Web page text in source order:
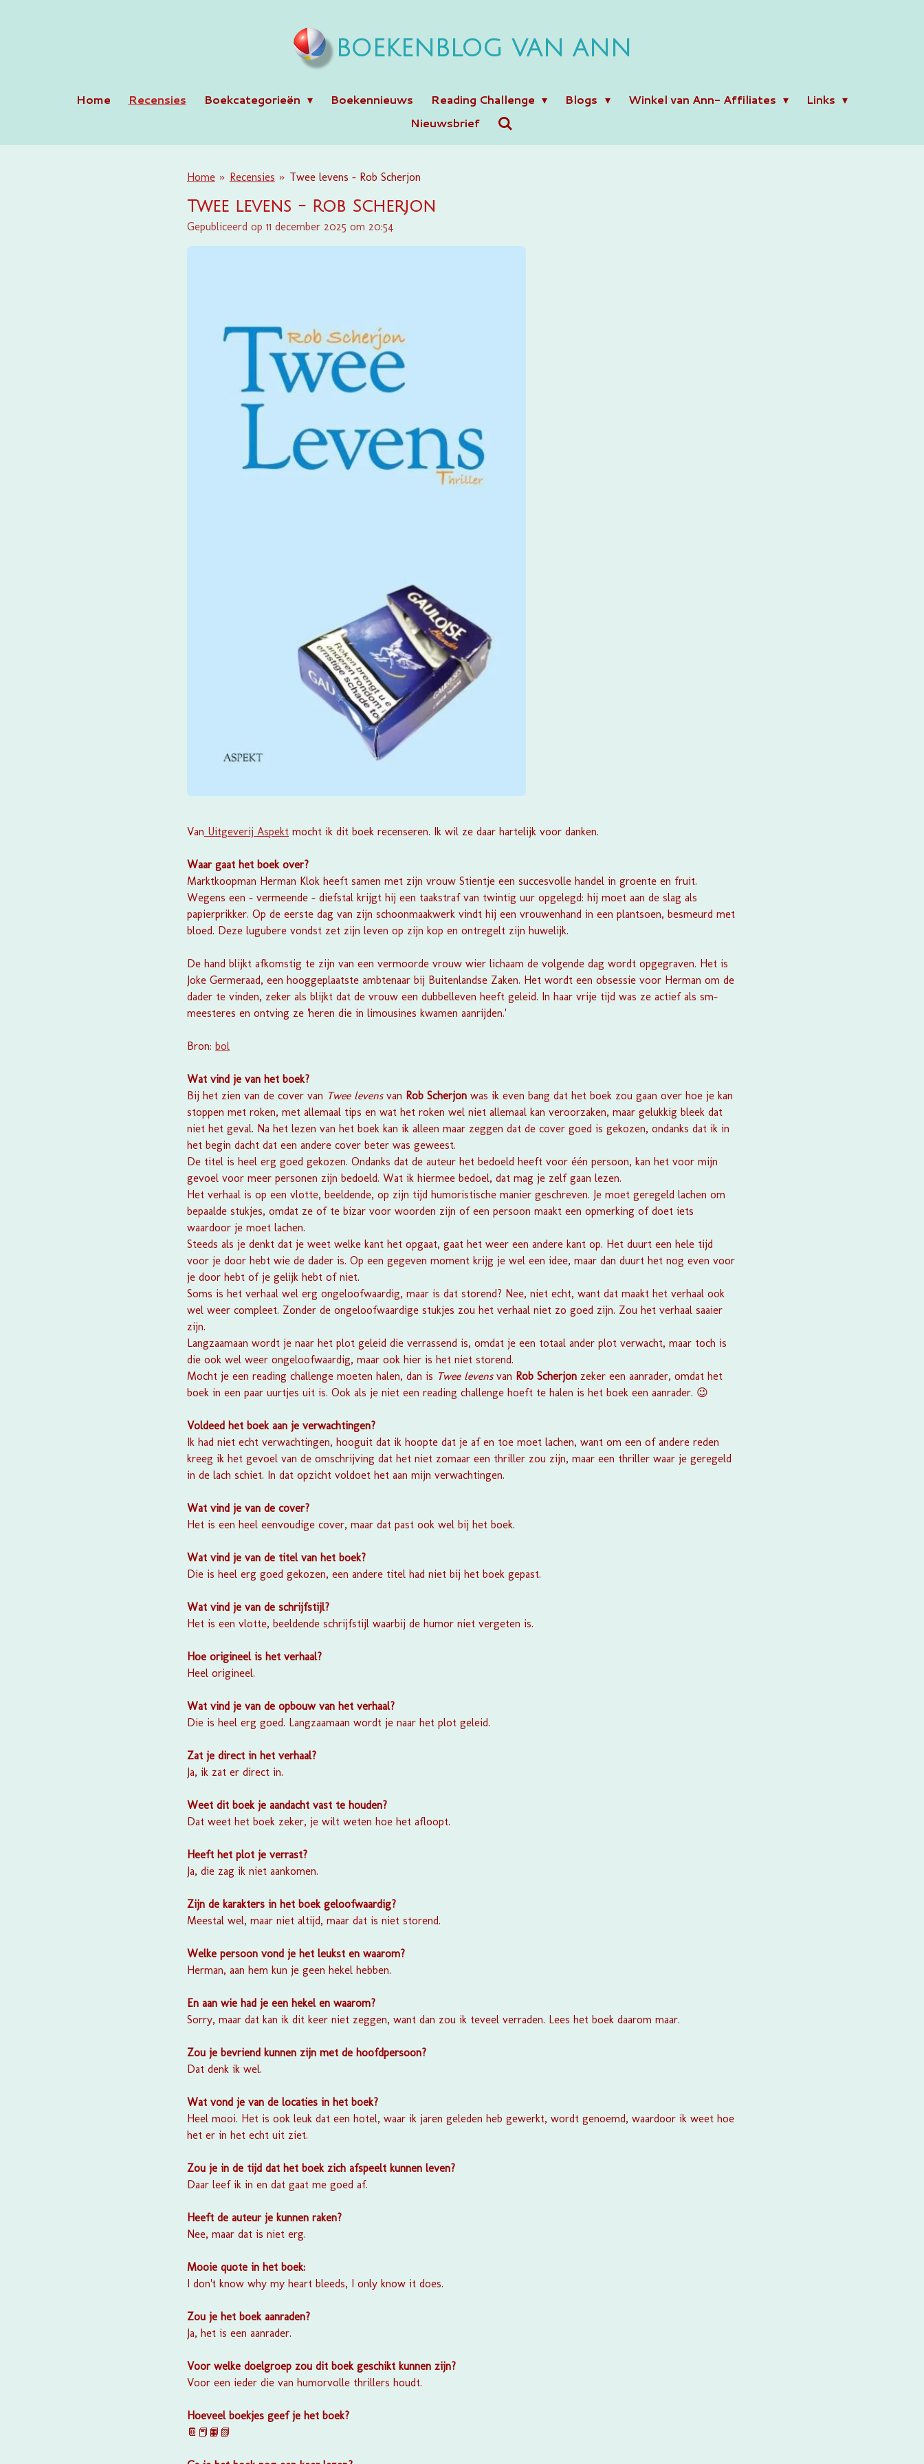
BOEKENBLOG VAN ANN
Home Recensies Boekcategorieën Boekennieuws Reading Challenge Blogs Winkel van Ann- Affiliates
Links
Nieuwsbrief
Home » Recensies » Twee levens - Rob Scherjon
Twee levens - Rob Scherjon
Gepubliceerd op 11 december 2025 om 20:54
Van Uitgeverij Aspekt mocht ik dit boek recenseren. Ik wil ze daar hartelijk voor danken.
Waar gaat het boek over?
Marktkoopman Herman Klok heeft samen met zijn vrouw Stientje een succesvolle handel in groente en fruit.
Wegens een - vermeende - diefstal krijgt hij een taakstraf van twintig uur opgelegd: hij moet aan de slag als
papierprikker. Op de eerste dag van zijn schoonmaakwerk vindt hij een vrouwenhand in een plantsoen, besmeurd met
bloed. Deze lugubere vondst zet zijn leven op zijn kop en ontregelt zijn huwelijk.
De hand blijkt afkomstig te zijn van een vermoorde vrouw wier lichaam de volgende dag wordt opgegraven. Het is
Joke Germeraad, een hooggeplaatste ambtenaar bij Buitenlandse Zaken. Het wordt een obsessie voor Herman om de
dader te vinden, zeker als blijkt dat de vrouw een dubbelleven heeft geleid. In haar vrije tijd was ze actief als sm-
meesteres en ontving ze 'heren die in limousines kwamen aanrijden.'
Bron: bol
Wat vind je van het boek?
Bij het zien van de cover van Twee levensvan Rob Scherjon was ik even bang dat het boek zou gaan over hoe je kan
stoppen met roken, met allemaal tips en wat het roken wel niet allemaal kan veroorzaken, maar gelukkig bleek dat
niet het geval. Na het lezen van het boek kan ik alleen maar zeggen dat de cover goed is gekozen, ondanks dat ik in
het begin dacht dat een andere cover beter was geweest.
De titel is heel erg goed gekozen. Ondanks dat de auteur het bedoeld heeft voor één persoon, kan het voor mijn
gevoel voor meer personen zijn bedoeld. Wat ik hiermee bedoel, dat mag je zelf gaan lezen.
Het verhaal is op een vlotte, beeldende, op zijn tijd humoristische manier geschreven. Je moet geregeld lachen om
bepaalde stukjes, omdat ze of te bizar voor woorden zijn of een persoon maakt een opmerking of doet iets
waardoor je moet lachen.
Steeds als je denkt dat je weet welke kant het opgaat, gaat het weer een andere kant op. Het duurt een hele tijd
voor je door hebt wie de dader is. Op een gegeven moment krijg je wel een idee, maar dan duurt het nog even voor
je door hebt of je gelijk hebt of niet.
Soms is het verhaal wel erg ongeloofwaardig, maar is dat storend? Nee, niet echt, want dat maakt het verhaal ook
wel weer compleet. Zonder de ongeloofwaardige stukjes zou het verhaal niet zo goed zijn. Zou het verhaal saaier
zijn.
Langzaamaan wordt je naar het plot geleid die verrassend is, omdat je een totaal ander plot verwacht, maar toch is
die ook wel weer ongeloofwaardig, maar ook hier is het niet storend.
Mocht je een reading challenge moeten halen, dan is Twee levensvan Rob Scherjon zeker een aanrader, omdat het
boek in een paar uurtjes uit is. Ook als je niet een reading challenge hoeft te halen is het boek een aanrader. 😉
Voldeed het boek aan je verwachtingen?
Ik had niet echt verwachtingen, hooguit dat ik hoopte dat je af en toe moet lachen, want om een of andere reden
kreeg ik het gevoel van de omschrijving dat het niet zomaar een thriller zou zijn, maar een thriller waar je geregeld
in de lach schiet. In dat opzicht voldoet het aan mijn verwachtingen.
Wat vind je van de cover?
Het is een heel eenvoudige cover, maar dat past ook wel bij het boek.
Wat vind je van de titel van het boek?
Die is heel erg goed gekozen, een andere titel had niet bij het boek gepast.
Wat vind je van de schrijfstijl?
Het is een vlotte, beeldende schrijfstijl waarbij de humor niet vergeten is.
Hoe origineel is het verhaal?
Heel origineel.
Wat vind je van de opbouw van het verhaal?
Die is heel erg goed. Langzaamaan wordt je naar het plot geleid.
Zat je direct in het verhaal?
Ja, ik zat er direct in.
Weet dit boek je aandacht vast te houden?
Dat weet het boek zeker, je wilt weten hoe het afloopt.
Heeft het plot je verrast?
Ja, die zag ik niet aankomen.
Zijn de karakters in het boek geloofwaardig?
Meestal wel, maar niet altijd, maar dat is niet storend.
Welke persoon vond je het leukst en waarom?
Herman, aan hem kun je geen hekel hebben.
En aan wie had je een hekel en waarom?
Sorry, maar dat kan ik dit keer niet zeggen, want dan zou ik teveel verraden. Lees het boek daarom maar.
Zou je bevriend kunnen zijn met de hoofdpersoon?
Dat denk ik wel.
Wat vond je van de locaties in het boek?
Heel mooi. Het is ook leuk dat een hotel, waar ik jaren geleden heb gewerkt, wordt genoemd, waardoor ik weet hoe
het er in het echt uit ziet.
Zou je in de tijd dat het boek zich afspeelt kunnen leven?
Daar leef ik in en dat gaat me goed af.
Heeft de auteur je kunnen raken?
Nee, maar dat is niet erg.
Mooie quote in het boek:
I don't know why my heart bleeds, I only know it does.
Zou je het boek aanraden?
Ja, het is een aanrader.
Voor welke doelgroep zou dit boek geschikt kunnen zijn?
Voor een ieder die van humorvolle thrillers houdt.
Hoeveel boekjes geef je het boek?
📔📕📙📗